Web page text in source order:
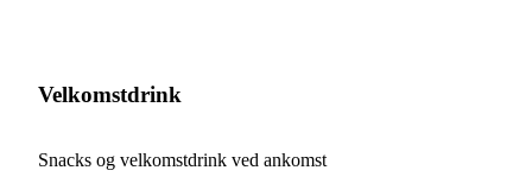
Velkomstdrink
Snacks og velkomstdrink ved ankomst